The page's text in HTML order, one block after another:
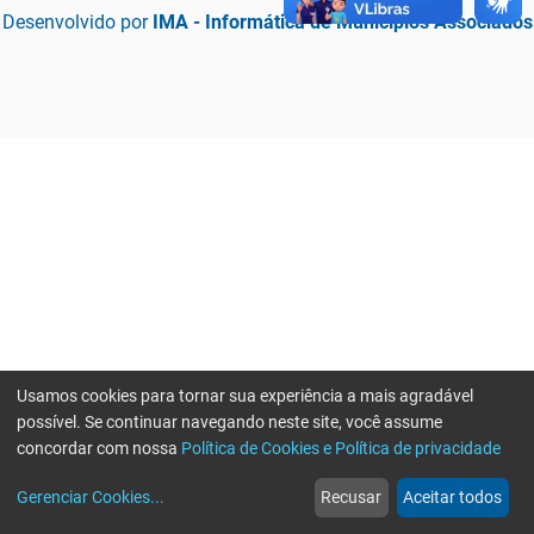
Desenvolvido por IMA - Informática de Municípios Associados
web
Notícias
more_horiz
Mais
Usamos cookies para tornar sua experiência a mais agradável
possível. Se continuar navegando neste site, você assume
concordar com nossa Política de Cookies e Política de privacidade
Gerenciar Cookies... Recusar Aceitar todos
Erro ao enviar informações, por favor tente novamente